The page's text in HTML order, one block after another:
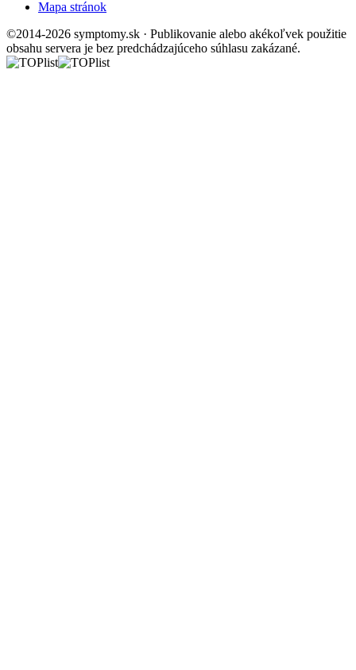
Mapa stránok
©2014-2026 symptomy.sk · Publikovanie alebo akékoľvek použitie
obsahu servera je bez predchádzajúceho súhlasu zakázané.